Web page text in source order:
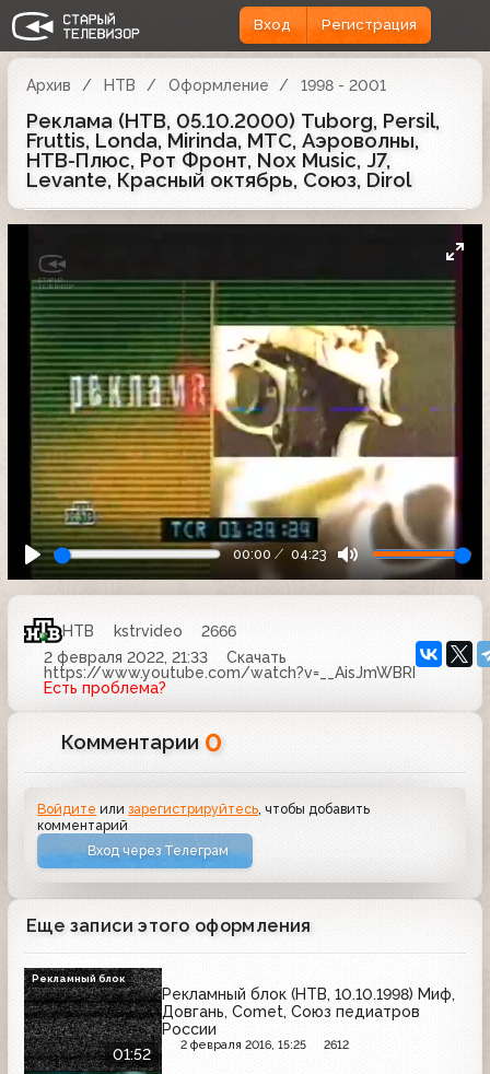
Вход Регистрация
Архив НТВ Оформление 1998 - 2001
Реклама (НТВ, 05.10.2000) Tuborg, Persil,
Fruttis, Londa, Mirinda, МТС, Аэроволны,
НТВ-Плюс, Рот Фронт, Nox Music, J7,
Levante, Красный октябрь, Союз, Dirol
00:00 04:23
НТВ kstrvideo
2666
2 февраля 2022, 21:33
Скачать
https://www.youtube.com/watch?v=__AisJmWBRI
Есть проблема?
Комментарии 0
Войдите илизарегистрируйтесь, чтобы добавить
комментарий
Вход через Телеграм
Еще записи этого оформления
01:52
Рекламный блок (НТВ, 10.10.1998) Миф,
Довгань, Comet, Союз педиатров
России
2 февраля 2016, 15:25 2612
Рекламный блок